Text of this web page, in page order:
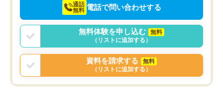
通話
無料 電話で問い合わせする
無料体験を申し込む
無料
（リストに追加する）
資料を請求する
無料
（リストに追加する）